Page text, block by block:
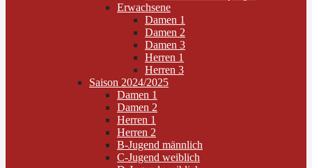
Erwachsene
Damen 1
Damen 2
Damen 3
Herren 1
Herren 3
Saison 2024/2025
Damen 1
Damen 2
Herren 1
Herren 2
B-Jugend männlich
C-Jugend weiblich